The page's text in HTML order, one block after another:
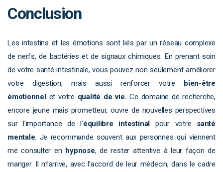
Conclusion
Les intestins et les émotions sont liés par un réseau complexe
de nerfs, de bactéries et de signaux chimiques. En prenant soin
de votre santé intestinale, vous pouvez non seulement améliorer
votre digestion, mais aussi renforcer votre bien-être
émotionnel et votre qualité de vie. Ce domaine de recherche,
encore jeune mais prometteur, ouvre de nouvelles perspectives
sur l’importance de l’équilibre intestinal pour votre santé
mentale. Je recommande souvent aux personnes qui viennent
me consulter en hypnose, de rester attentive à leur façon de
manger. Il m’arrive, avec l’accord de leur médecin, dans le cadre